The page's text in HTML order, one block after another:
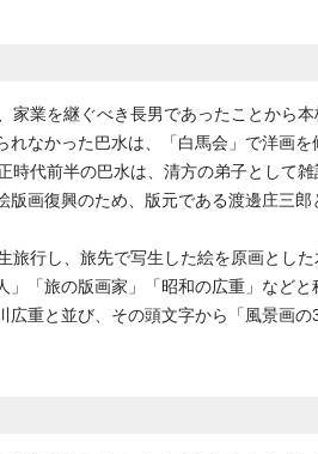
業を継ぐべき長男であったことから
なかった巴水は、「白馬会」で洋画
代前半の巴水は、清方の弟子として
画復興のため、版元である渡邊庄三
行し、旅先で写生した絵を原画とし
「旅の版画家」「昭和の広重」などと
重と並び、その頭文字から「風景画の